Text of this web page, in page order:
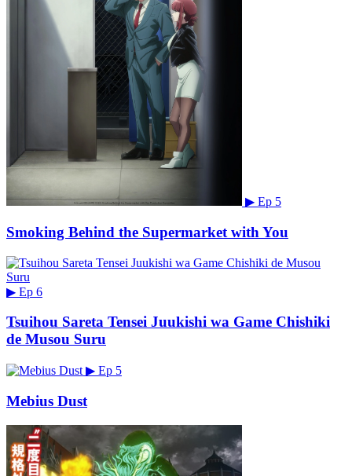
▶ Ep 5
Smoking Behind the Supermarket with You
▶ Ep 6
Tsuihou Sareta Tensei Juukishi wa Game Chishiki
de Musou Suru
▶ Ep 5
Mebius Dust